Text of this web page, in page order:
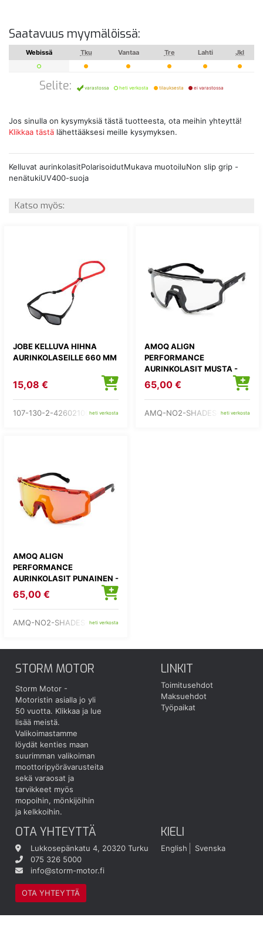
Saatavuus myymälöissä:
Webissä Tku Vantaa Tre Lahti Jkl
Selite: varastossa heti verkosta tilauksesta ei varastossa
Jos sinulla on kysymyksiä tästä tuotteesta, ota meihin yhteyttä!
Klikkaa tästä lähettääksesi meille kysymyksen.
Kelluvat aurinkolasitPolarisoidutMukava muotoiluNon slip grip -
nenätukiUV400-suoja
Katso myös:
JOBE KELLUVA HIHNA
AURINKOLASEILLE 660 MM
15,08 €
107-130-2-426021002heti verkosta
AMOQ ALIGN
PERFORMANCE
AURINKOLASIT MUSTA -
KIRKAS
65,00 €
AMQ-NO2-SHADES-1heti verkosta
AMOQ ALIGN
PERFORMANCE
AURINKOLASIT PUNAINEN -
PUN
65,00 €
AMQ-NO2-SHADES-7heti verkosta
STORM MOTOR
Storm Motor -
Motoristin asialla jo yli
50 vuotta. Klikkaa ja lue
lisää meistä.
Valikoimastamme
löydät kenties maan
suurimman valikoiman
moottoripyörävarusteita
sekä varaosat ja
tarvikkeet myös
mopoihin, mönkijöihin
ja kelkkoihin.
LINKIT
Toimitusehdot
Maksuehdot
Työpaikat
OTA YHTEYTTÄ
Lukkosepänkatu 4, 20320 Turku
075 326 5000
info@storm-motor.fi
OTA YHTEYTTÄ
KIELI
English Svenska